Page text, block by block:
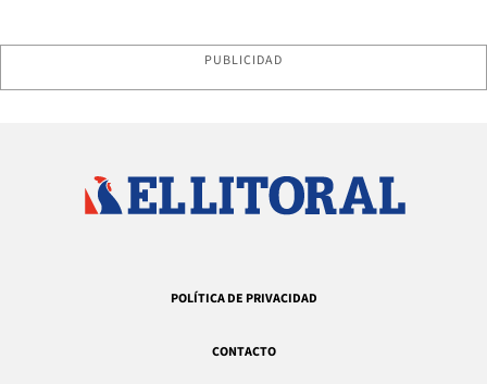
PUBLICIDAD
POLÍTICA DE PRIVACIDAD
CONTACTO